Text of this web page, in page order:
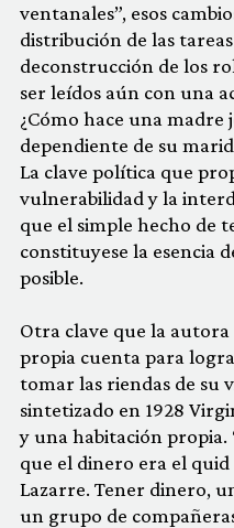
ventanales”, esos
distribución de las
deconstrucción de los
ser leídos aún con una
¿Cómo hace una madre
dependiente de su
La clave política que
vulnerabilidad y la
que el simple hecho de
constituyese la esencia
posible.
Otra clave que la autora
propia cuenta para
tomar las riendas de su
sintetizado en 1928
y una habitación propia.
que el dinero era el quid
Lazarre. Tener dinero,
un grupo de